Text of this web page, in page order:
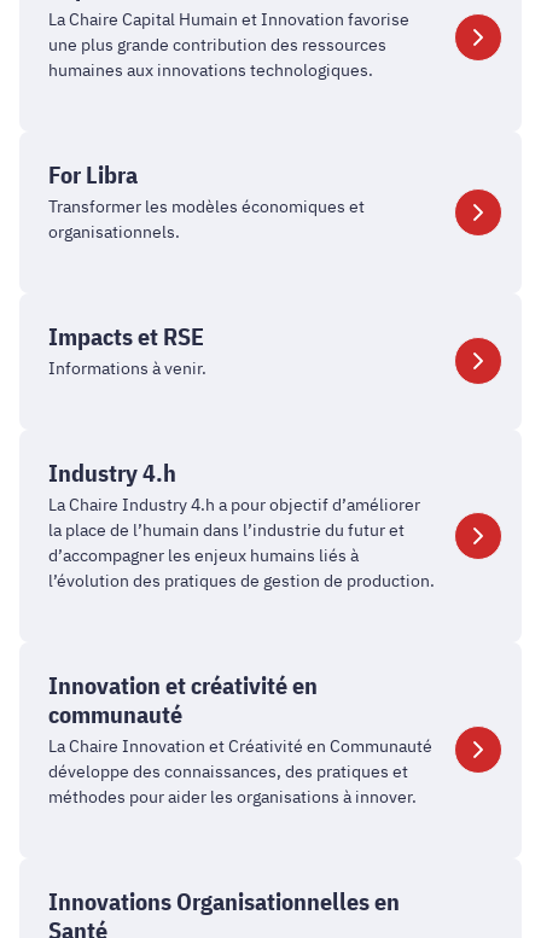
Innovation
La Chaire Capital Humain et Innovation favorise
une plus grande contribution des ressources
humaines aux innovations technologiques.
Libra
For Libra
Transformer les modèles économiques et
organisationnels.
RSE
Impacts et RSE
Informations à venir.
4.hIndustry 4.h
La Chaire Industry 4.h a pour objectif d’améliorer
la place de l’humain dans l’industrie du futur et
d’accompagner les enjeux humains liés à
l’évolution des pratiques de gestion de production.
créativité
communauté
Innovation et créativité en
communauté
La Chaire Innovation et Créativité en Communauté
développe des connaissances, des pratiques et
méthodes pour aider les organisations à innover.
Organisationnelles
Innovations Organisationnelles en
Santé